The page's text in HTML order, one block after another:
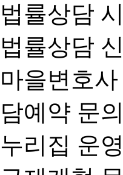
법률상담
법률상담
마을변호
담예약 문
누리집 운